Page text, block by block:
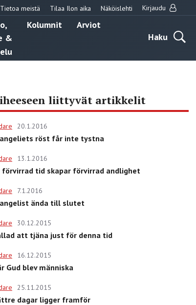
Tietoa meistä Tilaa Ilon aika Näköislehti Kirjaudu
&
Kolumnit
Arviot
Haku
liittyvät artikkelit
20.1.2016
röst får inte tystna
13.1.2016
förvirrad tid skapar förvirrad andlighet
7.1.2016
ända till slutet
30.12.2015
att tjäna just för denna tid
16.12.2015
Gud blev människa
25.11.2015
dagar ligger framför